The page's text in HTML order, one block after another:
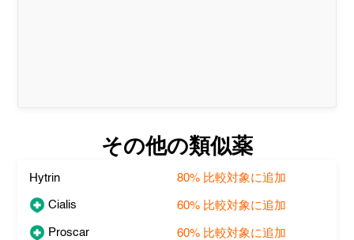
その他の類似薬
Hytrin 80% 比較対象に追加
Cialis 60% 比較対象に追加
Proscar 60% 比較対象に追加